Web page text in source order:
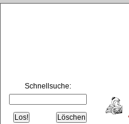
Schnellsuche: